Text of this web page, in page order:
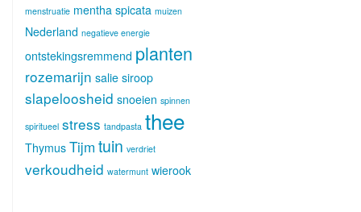
menstruatie mentha spicata muizen
Nederland negatieve energie
ontstekingsremmend planten
rozemarijn salie siroop
slapeloosheid snoeien spinnen
spiritueel stress tandpasta thee
Thymus Tijm tuin verdriet
verkoudheid watermunt wierook